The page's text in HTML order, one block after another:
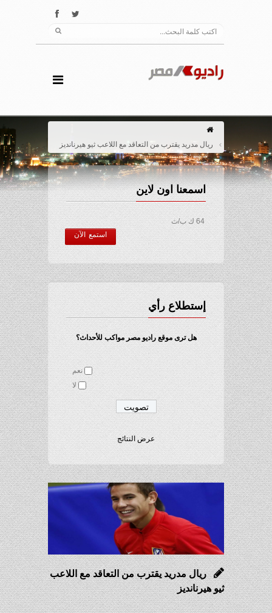
ريال مدريد يقترب من التعاقد مع اللاعب ثيو هيرنانديز
اسمعنا اون لاين
64 ك ب/ث
استمع الآن
إستطلاع رأي
هل ترى موقع راديو مصر مواكب للأحداث؟
نعم
لا
عرض النتائج
ريال مدريد يقترب من التعاقد مع اللاعب
ثيو هيرنانديز